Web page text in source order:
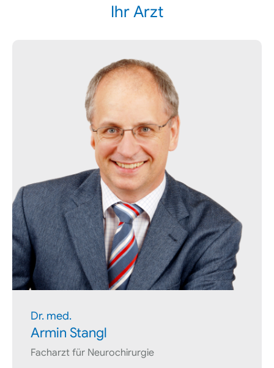
Ihr Arzt
Dr. med.
Armin Stangl
Facharzt für Neurochirurgie